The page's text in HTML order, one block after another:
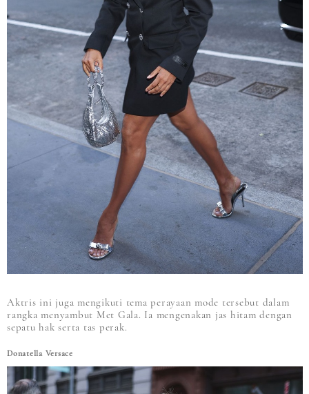
Aktris ini juga mengikuti tema perayaan mode tersebut dalam
rangka menyambut Met Gala. Ia mengenakan jas hitam dengan
sepatu hak serta tas perak.
Donatella Versace